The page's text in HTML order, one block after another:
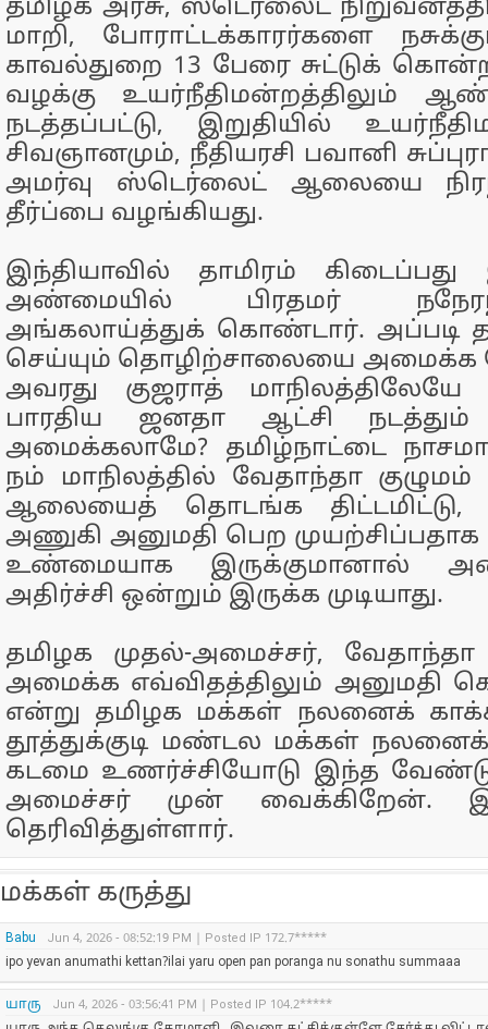
தமிழக அரசு, ஸ்டெர்லைட்
மாறி, போராட்டக்காரர்களை
காவல்துறை 13 பேரை சுட்டுக்
வழக்கு உயர்நீதிமன்றத்திலும்
நடத்தப்பட்டு, இறுதியில்
சிவஞானமும், நீதியரசி பவானி
அமர்வு ஸ்டெர்லைட் ஆலையை
தீர்ப்பை வழங்கியது.
இந்தியாவில் தாமிரம்
அண்மையில் பிரதமர்
அங்கலாய்த்துக் கொண்டார். அப்படி
செய்யும் தொழிற்சாலையை அமைக்க
அவரது குஜராத்
பாரதிய ஜனதா ஆட்சி நடத்தும்
அமைக்கலாமே? தமிழ்நாட்டை
நம் மாநிலத்தில் வேதாந்தா குழுமம்
ஆலையைத் தொடங்க திட்டமிட்டு,
அணுகி அனுமதி பெற முயற்சிப்பதாக
உண்மையாக இருக்குமானால்
அதிர்ச்சி ஒன்றும் இருக்க முடியாது.
தமிழக முதல்-அமைச்சர்,
அமைக்க எவ்விதத்திலும் அனுமதி
என்று தமிழக மக்கள் நலனைக்
தூத்துக்குடி மண்டல மக்கள்
கடமை உணர்ச்சியோடு இந்த
அமைச்சர் முன் வைக்கிறேன்.
தெரிவித்துள்ளார்.
மக்கள் கருத்து
Babu
Jun 4, 2026 - 08:52:19 PM | Posted IP 172.7*****
ipo yevan anumathi kettan?ilai yaru open pan poranga nu sonathu summaaa
யாரு
Jun 4, 2026 - 03:56:41 PM | Posted IP 104.2*****